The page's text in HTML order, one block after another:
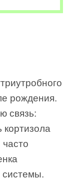
рождения.
связь:
системы.